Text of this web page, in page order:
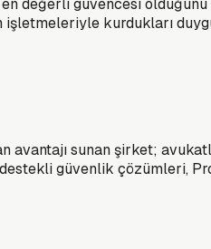
değerli güvencesi
kurdukları
avantajı sunan şirket;
güvenlik çözümleri,